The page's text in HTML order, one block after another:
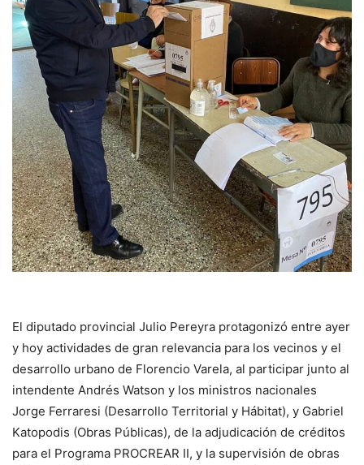
El diputado provincial Julio Pereyra protagonizó entre ayer
y hoy actividades de gran relevancia para los vecinos y el
desarrollo urbano de Florencio Varela, al participar junto al
intendente Andrés Watson y los ministros nacionales
Jorge Ferraresi (Desarrollo Territorial y Hábitat), y Gabriel
Katopodis (Obras Públicas), de la adjudicación de créditos
para el Programa PROCREAR II, y la supervisión de obras